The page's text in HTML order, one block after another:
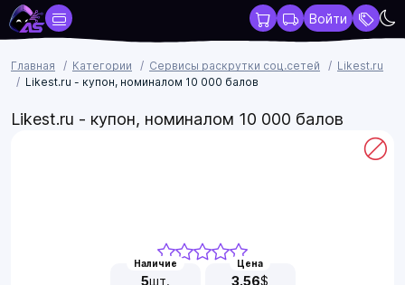
Войти
Главная Категории Сервисы раскрутки соц.сетей
Likest.ru
Likest.ru - купон, номиналом 10 000 балов
Likest.ru - купон, номиналом 10 000 балов
Наличие
5шт.
Цена
3.56$